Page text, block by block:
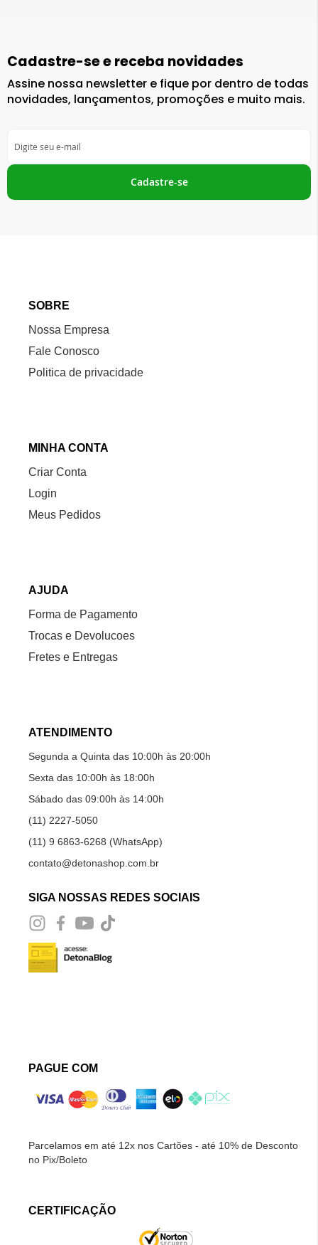
Cadastre-se e receba novidades
Assine nossa newsletter e fique por dentro de todas
novidades, lançamentos, promoções e muito mais.
se
na
Newsletter:
Cadastre-se
SOBRE
Nossa Empresa
Fale Conosco
Politica de privacidade
MINHA CONTA
Criar Conta
Login
Meus Pedidos
AJUDA
Forma de Pagamento
Trocas e Devolucoes
Fretes e Entregas
ATENDIMENTO
Segunda a Quinta das 10:00h às 20:00h
Sexta das 10:00h às 18:00h
Sábado das 09:00h às 14:00h
(11) 2227-5050
(11) 9 6863-6268 (WhatsApp)
contato@detonashop.com.br
SIGA NOSSAS REDES SOCIAIS
PAGUE COM
Parcelamos em até 12x nos Cartões - até 10% de Desconto
no Pix/Boleto
CERTIFICAÇÃO